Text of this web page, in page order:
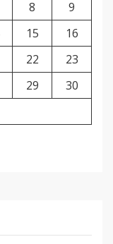
8
9
15
16
22
23
29
30